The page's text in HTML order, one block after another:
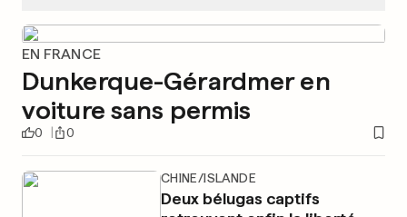
EN FRANCE
Dunkerque-Gérardmer en
voiture sans permis
0 0
CHINE/ISLANDE
Deux bélugas captifs